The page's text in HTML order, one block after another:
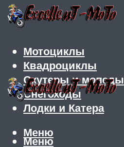
Мотоциклы
Квадроциклы
Скутеры и мопеды
Снегоходы
Лодки и Катера
Меню
Меню